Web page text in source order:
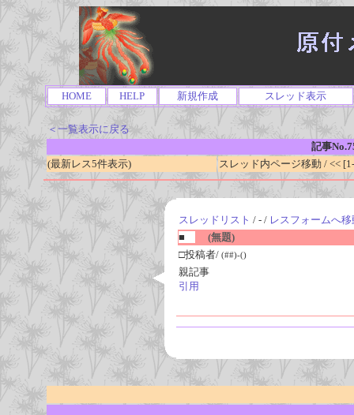
HOME HELP 新規作成 スレッド表示
＜一覧表示に戻る
記事
(最新レス5件表示)
スレッド内ページ移動 / <<
スレッドリスト / - / レスフォームへ移
■
(無題)
□投稿者/ (##)-()
親記事
引用